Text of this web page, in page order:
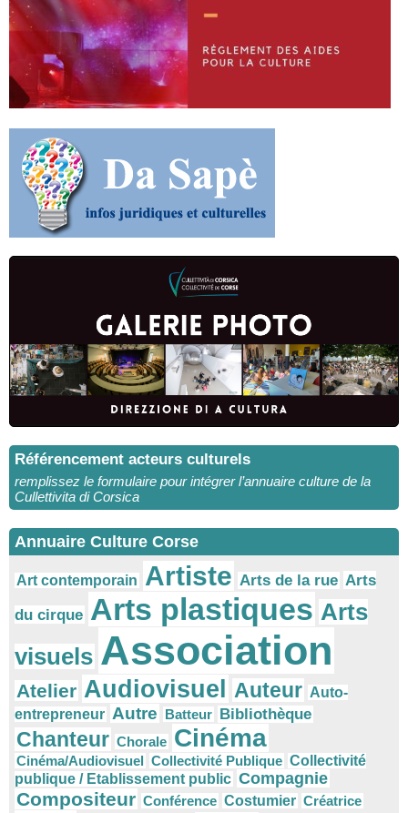
Référencement acteurs culturels
remplissez le formulaire pour intégrer l’annuaire culture de la
Cullettivita di Corsica
Annuaire Culture Corse
Art contemporain Artiste Arts de la rue Arts
du cirque Arts plastiques Arts
visuels Association
Atelier Audiovisuel Auteur Auto-
entrepreneur Autre Batteur Bibliothèque
Chanteur Chorale Cinéma
Cinéma/Audiovisuel Collectivité Publique Collectivité
publique / Etablissement public Compagnie
Compositeur Conférence Costumier Créatrice